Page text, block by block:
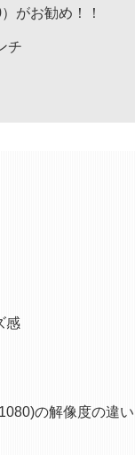
がお勧め！！
チ
感
の解像度の違い